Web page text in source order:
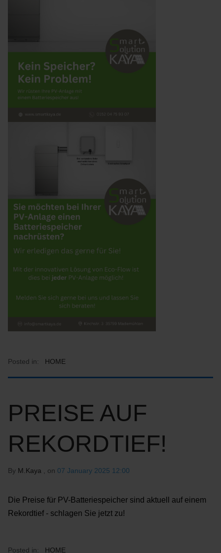
Posted in: HOME
PREISE AUF
REKORDTIEF!
By M.Kaya , on 07 January 2025 12:00
Die Preise für PV-Batteriespeicher sind aktuell auf einem
Rekordtief - schlagen Sie jetzt zu!
Posted in: HOME